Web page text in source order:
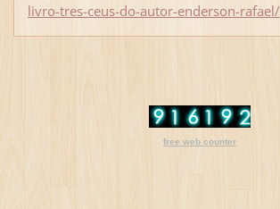
livro-tres-ceus-do-autor-enderson-rafael/
free web counter